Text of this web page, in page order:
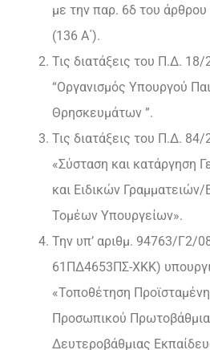
με την παρ. 6δ του
(136 Α΄).
Τις διατάξεις του Π.Δ.
“Οργανισμός Υπουργού
Θρησκευμάτων ”.
Τις διατάξεις του Π.Δ.
«Σύσταση και κατάργηση
και Ειδικών Γραμματειών/
Τομέων Υπουργείων».
Την υπ’ αριθμ. 94763/Γ2/
61ΠΔ4653ΠΣ-ΧΚΚ)
«Τοποθέτηση
Προσωπικού
Δευτεροβάθμιας